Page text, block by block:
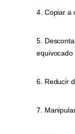
4. Copiar a
5.
equivocado
6. Reducir
7.